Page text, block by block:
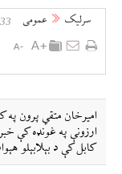
سرلیک عمومی 2024
امیرخان متقي پرون
ارزونې په غونډه کې
کابل کې د بېلابېلو